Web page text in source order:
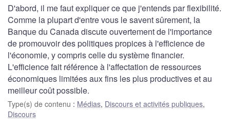
D'abord, il me faut expliquer ce que j'entends par flexibilité.
Comme la plupart d'entre vous le savent sûrement, la
Banque du Canada discute ouvertement de l'importance
de promouvoir des politiques propices à l'efficience de
l'économie, y compris celle du système financier.
L'efficience fait référence à l'affectation de ressources
économiques limitées aux fins les plus productives et au
meilleur coût possible.
Type(s) de contenu : Médias, Discours et activités publiques,
Discours